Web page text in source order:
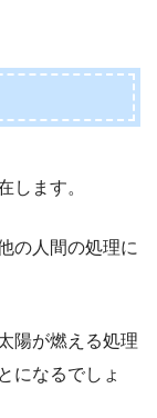
します。
の人間の処理に
陽が燃える処理
になるでしょ